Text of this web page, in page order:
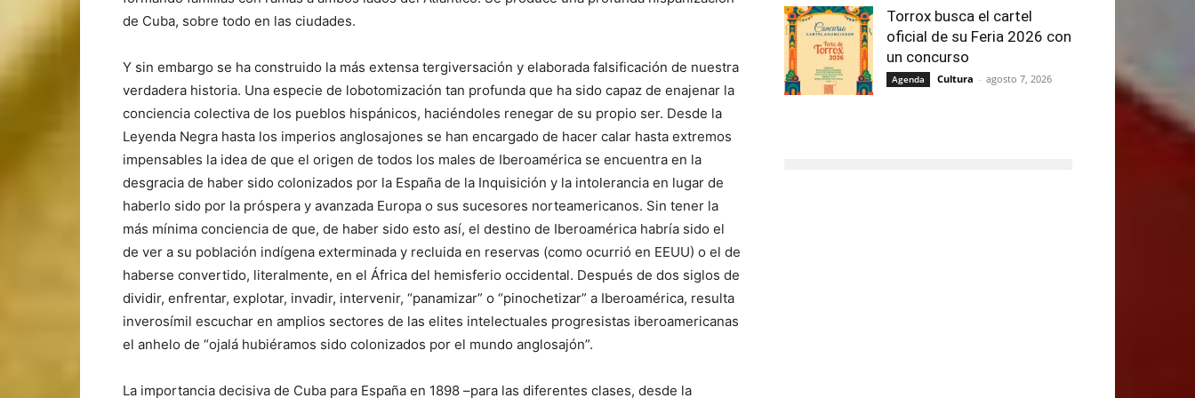
de Cuba, sobre todo en las ciudades.
Y sin embargo se ha construido la más extensa tergiversación y elaborada falsificación de nuestra
verdadera historia. Una especie de lobotomización tan profunda que ha sido capaz de enajenar la
conciencia colectiva de los pueblos hispánicos, haciéndoles renegar de su propio ser. Desde la
Leyenda Negra hasta los imperios anglosajones se han encargado de hacer calar hasta extremos
impensables la idea de que el origen de todos los males de Iberoamérica se encuentra en la
desgracia de haber sido colonizados por la España de la Inquisición y la intolerancia en lugar de
haberlo sido por la próspera y avanzada Europa o sus sucesores norteamericanos. Sin tener la
más mínima conciencia de que, de haber sido esto así, el destino de Iberoamérica habría sido el
de ver a su población indígena exterminada y recluida en reservas (como ocurrió en EEUU) o el de
haberse convertido, literalmente, en el África del hemisferio occidental. Después de dos siglos de
dividir, enfrentar, explotar, invadir, intervenir, “panamizar” o “pinochetizar” a Iberoamérica, resulta
inverosímil escuchar en amplios sectores de las elites intelectuales progresistas iberoamericanas
el anhelo de “ojalá hubiéramos sido colonizados por el mundo anglosajón”.
La importancia decisiva de Cuba para España en 1898 –para las diferentes clases, desde la
Torrox busca el cartel
oficial de su Feria 2026 con
un concurso
Agenda Cultura - agosto 7, 2026